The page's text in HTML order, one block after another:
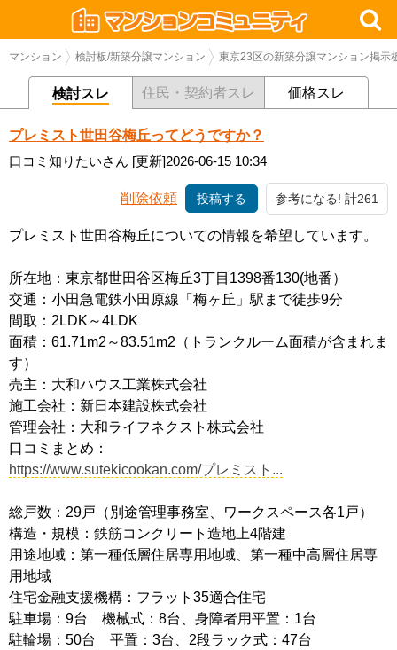
マンション 検討板/新築分譲マンション 東京23区の新築分譲マンション掲示
検討スレ 住民・契約者スレ 価格スレ
プレミスト世田谷梅丘ってどうですか？
口コミ知りたいさん [更新]2026-06-15 10:34
削除依頼 投稿する 参考になる! 計261
プレミスト世田谷梅丘についての情報を希望しています。
所在地：東京都世田谷区梅丘3丁目1398番130(地番）
交通：小田急電鉄小田原線「梅ヶ丘」駅まで徒歩9分
間取：2LDK～4LDK
面積：61.71m2～83.51m2（トランクルーム面積が含まれま
す）
売主：大和ハウス工業株式会社
施工会社：新日本建設株式会社
管理会社：大和ライフネクスト株式会社
口コミまとめ：
https://www.sutekicookan.com/プレミスト...
総戸数：29戸（別途管理事務室、ワークスペース各1戸）
構造・規模：鉄筋コンクリート造地上4階建
用途地域：第一種低層住居専用地域、第一種中高層住居専
用地域
住宅金融支援機構：フラット35適合住宅
駐車場：9台 機械式：8台、身障者用平置：1台
駐輪場：50台 平置：3台、2段ラック式：47台